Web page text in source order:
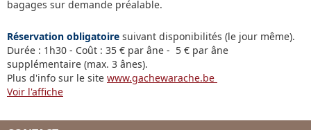
bagages sur demande préalable.
Réservation obligatoire suivant disponibilités (le jour même).
Durée : 1h30 - Coût : 35 € par âne - 5 € par âne
supplémentaire (max. 3 ânes).
Plus d'info sur le site www.gachewarache.be
Voir l'affiche